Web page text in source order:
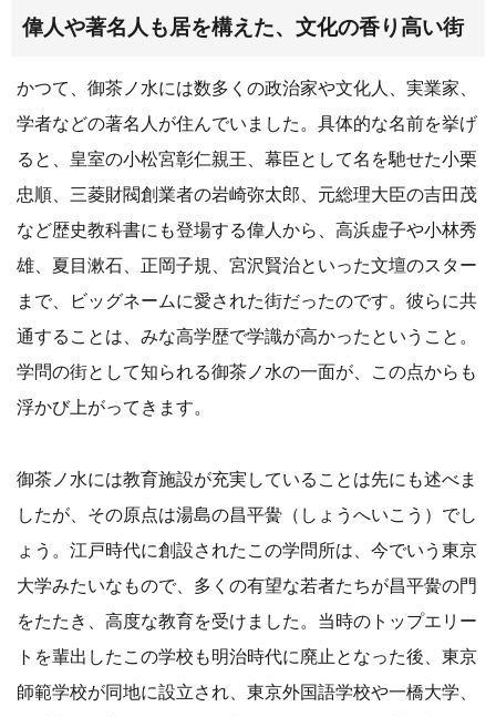
偉人や著名人も居を構えた、文化の香り高い街
かつて、御茶ノ水には数多くの政治家や文化人、実業家、
学者などの著名人が住んでいました。具体的な名前を挙げ
ると、皇室の小松宮彰仁親王、幕臣として名を馳せた小栗
忠順、三菱財閥創業者の岩崎弥太郎、元総理大臣の吉田茂
など歴史教科書にも登場する偉人から、高浜虚子や小林秀
雄、夏目漱石、正岡子規、宮沢賢治といった文壇のスター
まで、ビッグネームに愛された街だったのです。彼らに共
通することは、みな高学歴で学識が高かったということ。
学問の街として知られる御茶ノ水の一面が、この点からも
浮かび上がってきます。
御茶ノ水には教育施設が充実していることは先にも述べま
したが、その原点は湯島の昌平黌（しょうへいこう）でし
ょう。江戸時代に創設されたこの学問所は、今でいう東京
大学みたいなもので、多くの有望な若者たちが昌平黌の門
をたたき、高度な教育を受けました。当時のトップエリー
トを輩出したこの学校も明治時代に廃止となった後、東京
師範学校が同地に設立され、東京外国語学校や一橋大学、